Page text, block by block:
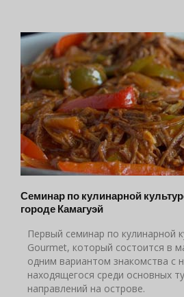
Семинар по кулинарной
городе Камагуэй
Первый семинар по кулинарной
Gourmet, который состоится в
одним вариантом знакомства с
находящегося среди основных
направлений на острове.